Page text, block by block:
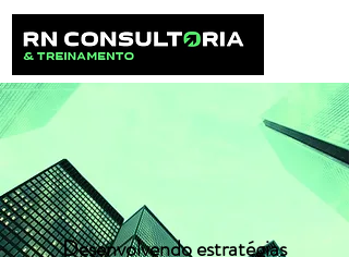
Desenvolvendo estratégias